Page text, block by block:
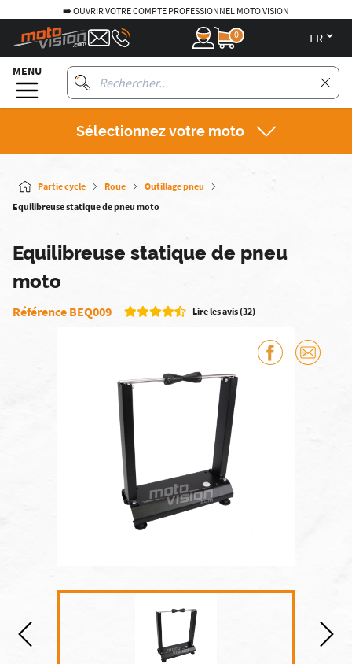
➡️ OUVRIR VOTRE COMPTE PROFESSIONNEL MOTO VISION
0
MENU
Sélectionnez votre moto
Partie cycle Roue
Outillage pneu
Equilibreuse statique de pneu moto
Equilibreuse statique de pneu
moto
Référence BEQ009 Lire les avis (32)